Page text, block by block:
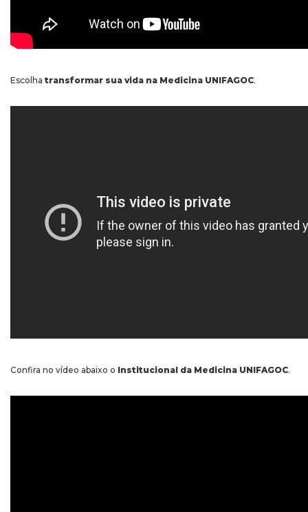
Escolha transformar sua vida na Medicina UNIFAGOC.
Confira no vídeo abaixo o Institucional da Medicina UNIFAGOC.